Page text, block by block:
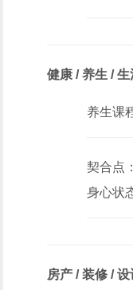
健康 / 养生 /
养生课
契合点
身心状
房产 / 装修 /